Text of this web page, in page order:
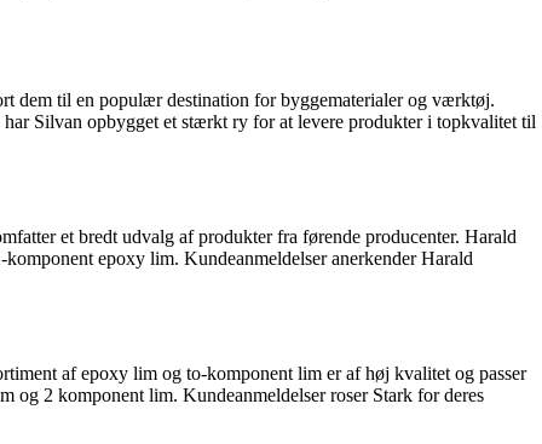
dem til en populær destination for byggematerialer og værktøj.
Silvan opbygget et stærkt ry for at levere produkter i topkvalitet til
et bredt udvalg af produkter fra førende producenter. Harald
epoxy lim. Kundeanmeldelser anerkender Harald
af epoxy lim og to-komponent lim er af høj kvalitet og passer
og 2 komponent lim. Kundeanmeldelser roser Stark for deres